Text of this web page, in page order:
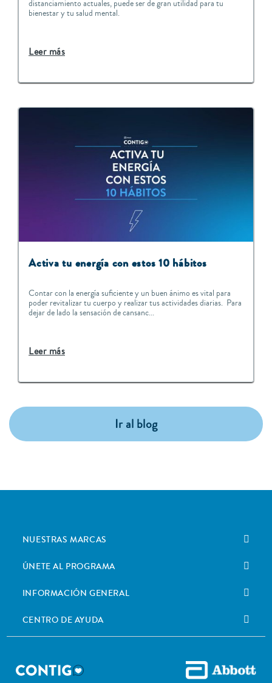
distanciamiento actuales, puede ser de gran utilidad para tu
bienestar y tu salud mental.
Leer más
Activa tu energía con estos 10 hábitos
Contar con la energía suficiente y un buen ánimo es vital para
poder revitalizar tu cuerpo y realizar tus actividades diarias. Para
dejar de lado la sensación de cansanc...
Leer más
Ir al blog
NUESTRAS MARCAS
ÚNETE AL PROGRAMA
INFORMACIÓN GENERAL
CENTRO DE AYUDA